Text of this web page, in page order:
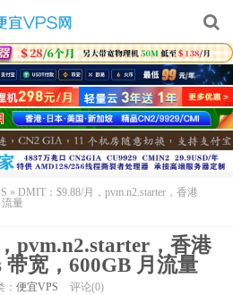
» DMIT：$9.88/月，pvm.n2.starter，香港
流量
pvm.n2.starter，香港
宽，600GB 月流量
： 便宜VPS 评论(0)